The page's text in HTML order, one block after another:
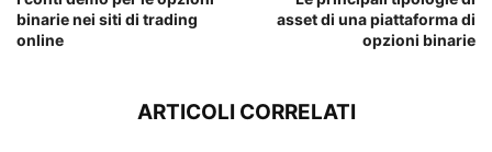
binarie nei siti di trading
online
asset di una piattaforma di
opzioni binarie
ARTICOLI CORRELATI